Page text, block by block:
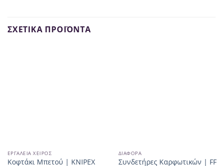
ΣΧΕΤΙΚΆ ΠΡΟΪΌΝΤΑ
ΕΡΓΑΛΕΊΑ ΧΕΙΡΌΣ
Κοφτάκι Μπετού | KNIPEX
ΔΙΆΦΟΡΑ
Συνδετήρες Καρφωτικών | FF